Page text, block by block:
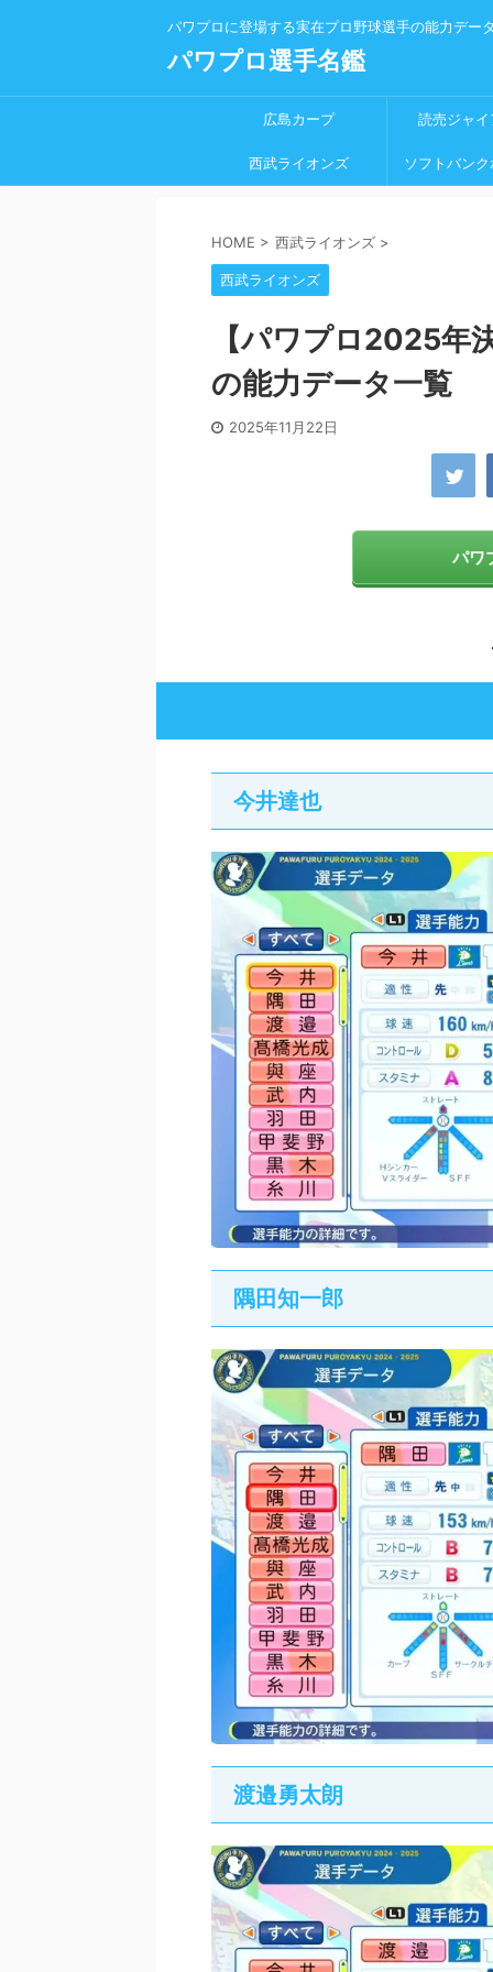
パワプロに登場する実在プロ野球選手の能力デー
パワプロ選手名鑑
広島カープ 読売ジャイ
西武ライオンズ ソフトバン
HOME > 西武ライオンズ >
西武ライオンズ
【パワプロ2025年
の能力データ一覧
2025年11月22日
パワ
今井達也
隅田知一郎
渡邉勇太朗